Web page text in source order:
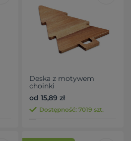
Deska z motywem
choinki
od 15,89 zł
Dostępność: 7019 szt.